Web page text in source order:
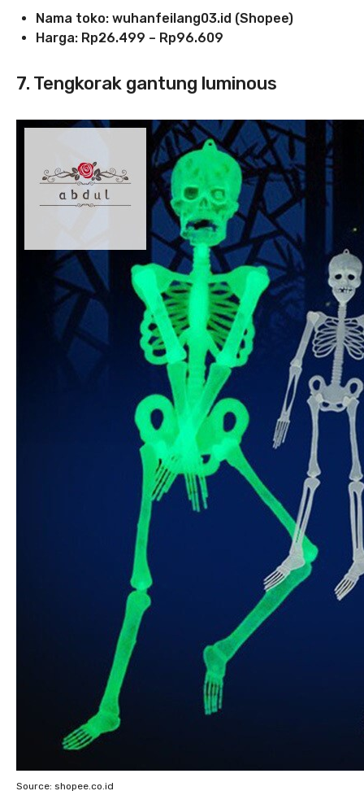
Nama toko: wuhanfeilang03.id (Shopee)
Harga: Rp26.499 – Rp96.609
7. Tengkorak gantung luminous
Source: shopee.co.id